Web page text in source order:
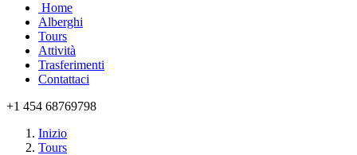
Home
Alberghi
Tours
Attività
Trasferimenti
Contattaci
+1 454 68769798
Inizio
Tours